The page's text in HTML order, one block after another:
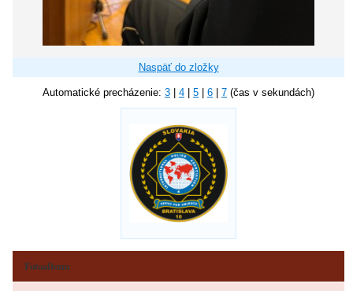
Naspäť do zložky
Automatické precházenie: 3 4 5 6 7 (čas v sekundách)
Fotoalbum